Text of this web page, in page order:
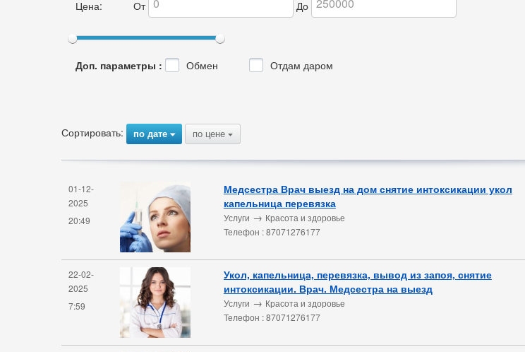
Цена: От До
Доп. параметры : Обмен Отдам даром
Сортировать: по дате{ по цене {
01-12-
2025
20:49
Медсестра Врач выезд на дом снятие интоксикации укол
капельница перевязка
Услуги → Красота и здоровье
Телефон : 87071276177
22-02-
2025
7:59
Укол, капельница, перевязка, вывод из запоя, снятие
интоксикации. Врач. Медсестра на выезд
Услуги → Красота и здоровье
Телефон : 87071276177